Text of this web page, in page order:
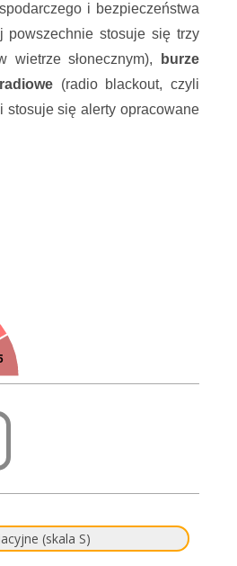
i bezpieczeństwa
powszechnie stosuje się trzy
wietrze słonecznym),
burze
(radio blackout, czyli
stosuje się alerty opracowane
(skala S)